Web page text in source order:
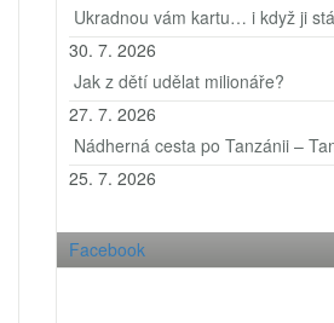
Ukradnou vám kartu… i když ji
30. 7. 2026
Jak z dětí udělat milionáře?
27. 7. 2026
Nádherná cesta po Tanzánii –
25. 7. 2026
Facebook